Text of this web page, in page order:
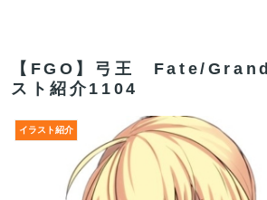
【FGO】スルトくんは保険に使えた
海外「世界で日本を死守するぞ！」
たちびっ子集団が世界をメロメロに
【FGO】まず宇宙進出が霊長譲るこ
してない
【FGO】弓王 Fate/
スト紹介1104
イラスト紹介